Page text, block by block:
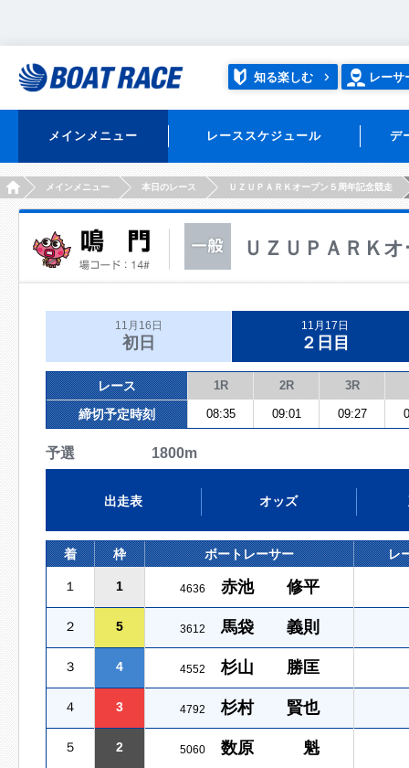
知る楽しむ レーサ
メインメニュー レーススケジュール デ
HOMEメインメニュー 本日のレース ＵＺＵＰＡＲＫオープン５周年記念競走
ＵＺＵＰＡＲＫ
11月16日
初日
11月17日
２日目
レース 1R 2R 3R
締切予定時刻 08:35 09:01 09:27
予選 1800m
出走表 オッズ
着 枠 ボートレーサー レ
１ 1 4636 赤池 修平
２ 5 3612 馬袋 義則
３ 4 4552 杉山 勝匡
４ 3 4792 杉村 賢也
５ 2 5060 数原 魁